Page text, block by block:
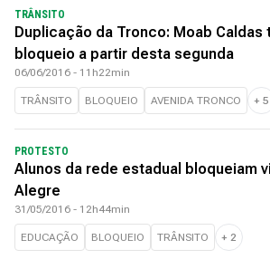
TRÂNSITO
Duplicação da Tronco: Moab Caldas
bloqueio a partir desta segunda
06/06/2016 - 11h22min
TRÂNSITO BLOQUEIO AVENIDA TRONCO + 5
PROTESTO
Alunos da rede estadual bloqueiam
Alegre
31/05/2016 - 12h44min
EDUCAÇÃO BLOQUEIO TRÂNSITO + 2